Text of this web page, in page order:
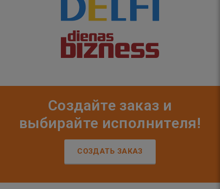
Создайте заказ и
выбирайте исполнителя!
СОЗДАТЬ ЗАКАЗ